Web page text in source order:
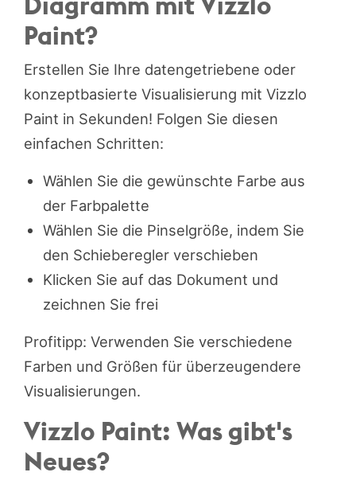
Paint?
Erstellen Sie Ihre datengetriebene oder
konzeptbasierte Visualisierung mit Vizzlo
Paint in Sekunden! Folgen Sie diesen
einfachen Schritten:
Wählen Sie die gewünschte Farbe aus
der Farbpalette
Wählen Sie die Pinselgröße, indem Sie
den Schieberegler verschieben
Klicken Sie auf das Dokument und
zeichnen Sie frei
Profitipp: Verwenden Sie verschiedene
Farben und Größen für überzeugendere
Visualisierungen.
Vizzlo Paint: Was gibt's
Neues?